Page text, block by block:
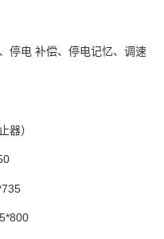
停电 补偿、停电记忆、调速
器）